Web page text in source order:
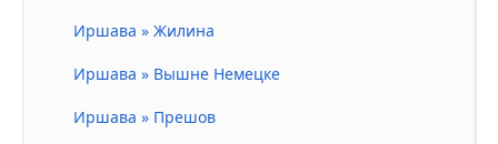
Иршава » Жилина
Иршава » Вышне Немецке
Иршава » Прешов